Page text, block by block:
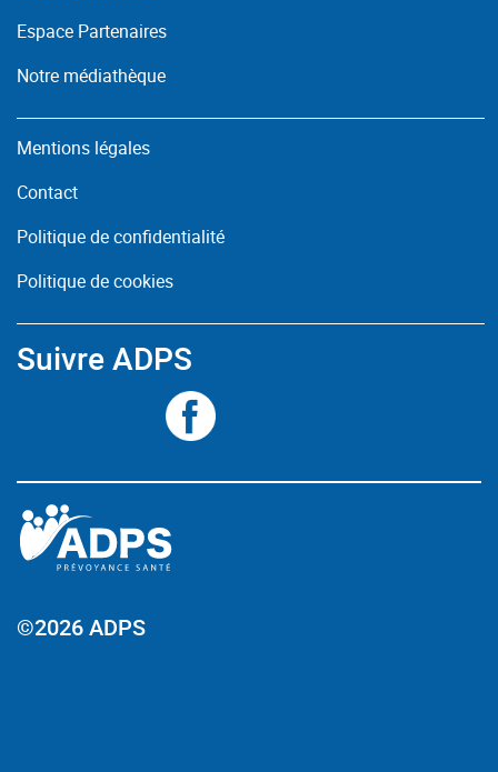
Espace Partenaires
Notre médiathèque
Mentions légales
Contact
Politique de confidentialité
Politique de cookies
Suivre ADPS
©2026 ADPS